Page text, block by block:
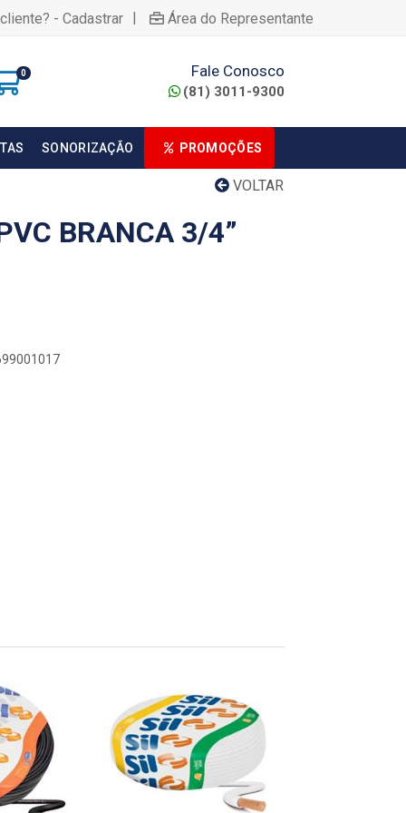
- Cadastrar | Área do Representante
0 Fale Conosco
(81) 3011-9300
SONORIZAÇÃO PROMOÇÕES
VOLTAR
BRANCA 3/4”